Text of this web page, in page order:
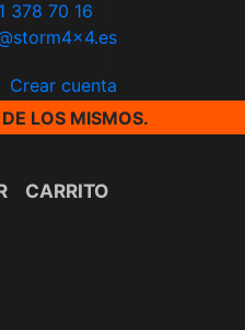
378 70 16
Crear cuenta
LOS MISMOS.
CARRITO